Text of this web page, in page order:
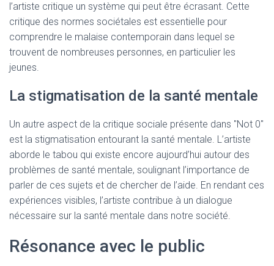
l’artiste critique un système qui peut être écrasant. Cette
critique des normes sociétales est essentielle pour
comprendre le malaise contemporain dans lequel se
trouvent de nombreuses personnes, en particulier les
jeunes.
La stigmatisation de la santé mentale
Un autre aspect de la critique sociale présente dans "Not 0"
est la stigmatisation entourant la santé mentale. L’artiste
aborde le tabou qui existe encore aujourd’hui autour des
problèmes de santé mentale, soulignant l’importance de
parler de ces sujets et de chercher de l’aide. En rendant ces
expériences visibles, l’artiste contribue à un dialogue
nécessaire sur la santé mentale dans notre société.
Résonance avec le public